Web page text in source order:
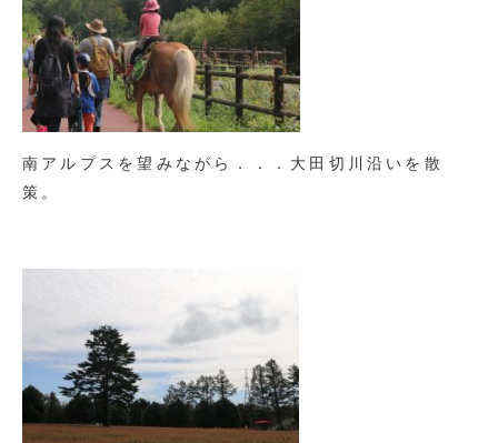
南アルプスを望みながら．．．大田切川沿いを散
策。